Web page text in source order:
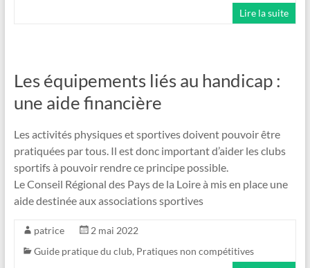
Lire la suite
Les équipements liés au handicap :
une aide financière
Les activités physiques et sportives doivent pouvoir être
pratiquées par tous. Il est donc important d’aider les clubs
sportifs à pouvoir rendre ce principe possible.
Le Conseil Régional des Pays de la Loire à mis en place une
aide destinée aux associations sportives
patrice
2 mai 2022
Guide pratique du club, Pratiques non compétitives